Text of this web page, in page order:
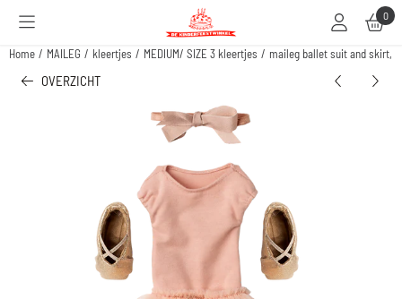
Cookievoorkeuren zijn beschikbaar. Kies instellingen of sta alle cookies toe.0
Home / MAILEG / kleertjes / MEDIUM/ SIZE 3 kleertjes / maileg ballet suit and skirt,
OVERZICHT